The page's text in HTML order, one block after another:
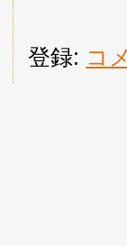
登録: コ